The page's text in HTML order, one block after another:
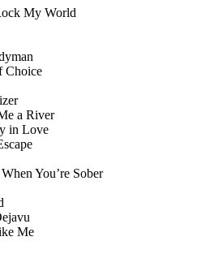
My World
Choice
a River
in Love
You’re Sober
Me